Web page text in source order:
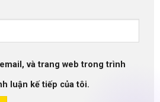
và trang web trong trình
luận kế tiếp của tôi.